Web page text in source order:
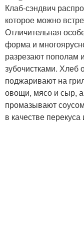
Клаб-сэндвич
которое можно
Отличительная
форма и
разрезают пополам
зубочистками. Хлеб
поджаривают на
овощи, мясо и сыр,
промазывают
в качестве